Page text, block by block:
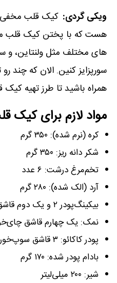
ویکی گردی: کیک قلب
هست که با پختن کیک قلب
های مختلف مثل ولنتاین، و
سورپزایز کنین. الان که چند
همراه باشید تا طرز تهیه
مواد لازم برای کیک
کره (نرم شده): ۳۵۰ گرم
شکر دانه ریز: ۳۵۰ گرم
تخم‌مرغ درشت: ۶ عدد
آرد (الک شده): ۲۸۰ گرم
بیکینگ‌پودر ۲ و یک دوم قاشق چای‌خوری
نمک: یک چهارم قاشق
پودر کاکائو: ۳ قاشق سوپ‌خوری
بادام پودر شده: ۱۷۰ گرم
شیر: ۲۰۰ میلی‌لیتر